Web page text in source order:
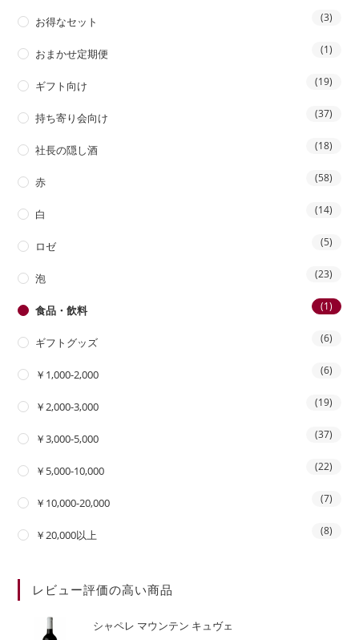
お得なセット (3)
おまかせ定期便 (1)
ギフト向け (19)
持ち寄り会向け (37)
社長の隠し酒 (18)
赤 (58)
白 (14)
ロゼ (5)
泡 (23)
食品・飲料 (1)
ギフトグッズ (6)
￥1,000-2,000 (6)
￥2,000-3,000 (19)
￥3,000-5,000 (37)
￥5,000-10,000 (22)
￥10,000-20,000 (7)
￥20,000以上 (8)
レビュー評価の高い商品
シャペレ マウンテン キュヴェ